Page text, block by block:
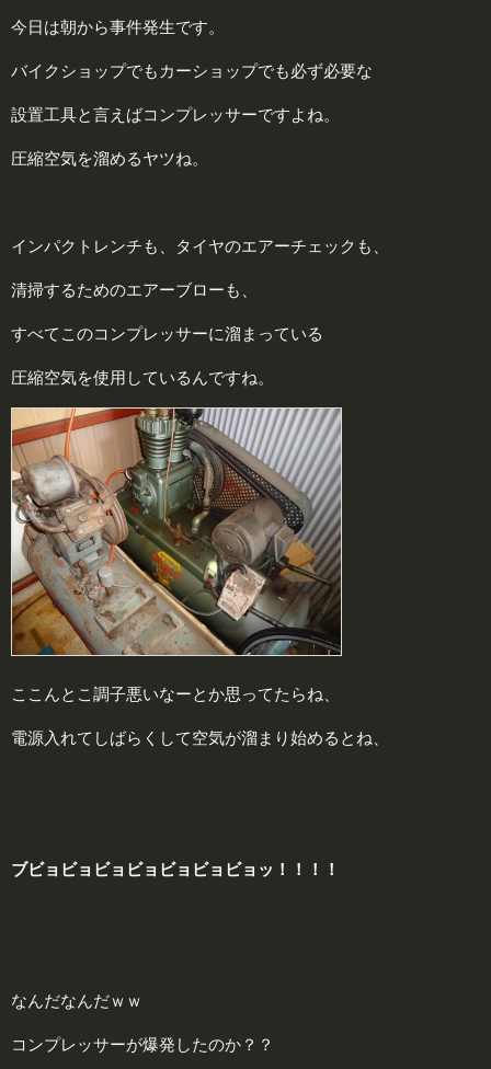
今日は朝から事件発生です。
バイクショップでもカーショップでも必ず必要な
設置工具と言えばコンプレッサーですよね。
圧縮空気を溜めるヤツね。
インパクトレンチも、タイヤのエアーチェックも、
清掃するためのエアーブローも、
すべてこのコンプレッサーに溜まっている
圧縮空気を使用しているんですね。
ここんとこ調子悪いなーとか思ってたらね、
電源入れてしばらくして空気が溜まり始めるとね、
ブビョビョビョビョビョビョビョッ！！！！
なんだなんだｗｗ
コンプレッサーが爆発したのか？？